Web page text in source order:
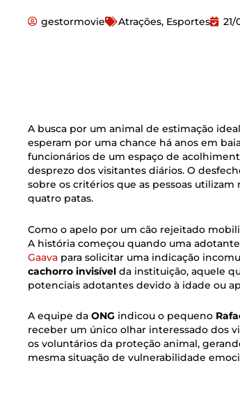
gestormovie Atrações, Esportes 21/
A busca por um animal de estimação
esperam por uma chance há anos em
funcionários de um espaço de
desprezo dos visitantes diários. O
sobre os critérios que as pessoas
quatro patas.
Como o apelo por um cão rejeitado
A história começou quando uma
Gaava para solicitar uma indicação
cachorro invisível da instituição, aquele
potenciais adotantes devido à idade ou
A equipe da ONG indicou o pequeno
receber um único olhar interessado dos
os voluntários da proteção animal,
mesma situação de vulnerabilidade